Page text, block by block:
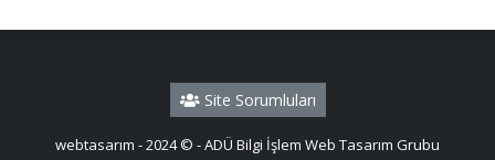
Site Sorumluları
webtasarım - 2024 © - ADÜ Bilgi İşlem Web Tasarım Grubu